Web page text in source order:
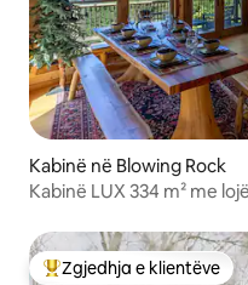
Kabinë në Blowing Rock
Kabinë LUX 334 m² me
Më të mirat e zgjedhjeve
Zgjedhja e klientëve